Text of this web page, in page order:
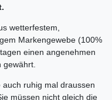
wetterfestem,
Markengewebe (100%
einen angenehmen
ruhig mal draussen
müssen nicht gleich die